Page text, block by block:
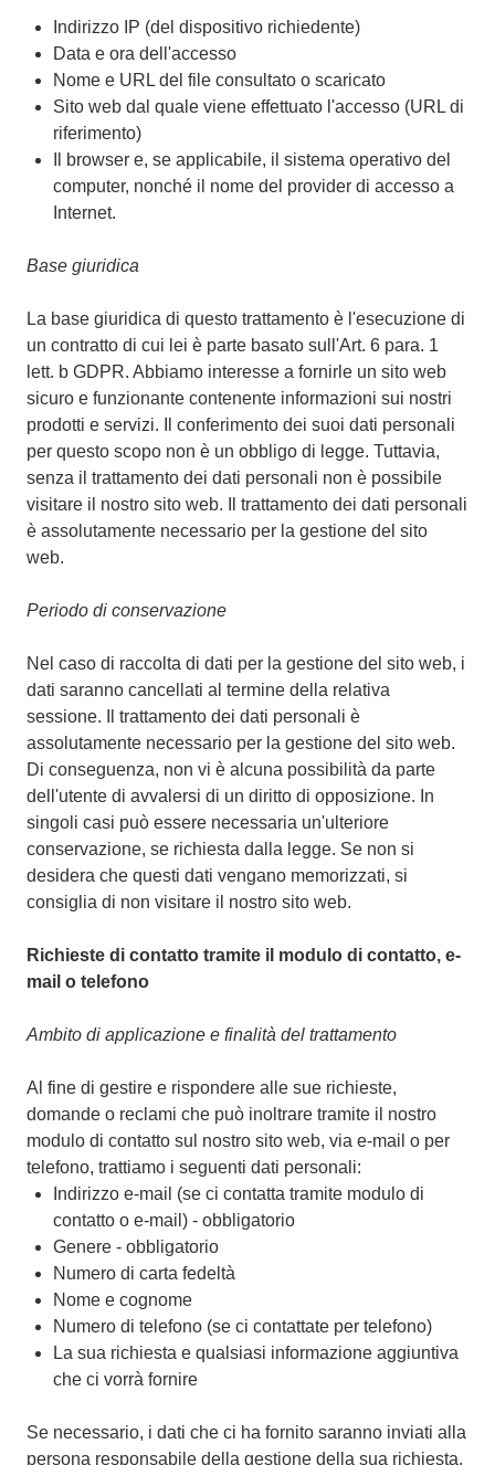
Indirizzo IP (del dispositivo richiedente)
Data e ora dell'accesso
Nome e URL del file consultato o scaricato
Sito web dal quale viene effettuato l'accesso (URL di
riferimento)
Il browser e, se applicabile, il sistema operativo del
computer, nonché il nome del provider di accesso a
Internet.
Base giuridica
La base giuridica di questo trattamento è l'esecuzione di
un contratto di cui lei è parte basato sull'Art. 6 para. 1
lett. b GDPR. Abbiamo interesse a fornirle un sito web
sicuro e funzionante contenente informazioni sui nostri
prodotti e servizi. Il conferimento dei suoi dati personali
per questo scopo non è un obbligo di legge. Tuttavia,
senza il trattamento dei dati personali non è possibile
visitare il nostro sito web. Il trattamento dei dati personali
è assolutamente necessario per la gestione del sito
web.
Periodo di conservazione
Nel caso di raccolta di dati per la gestione del sito web, i
dati saranno cancellati al termine della relativa
sessione. Il trattamento dei dati personali è
assolutamente necessario per la gestione del sito web.
Di conseguenza, non vi è alcuna possibilità da parte
dell'utente di avvalersi di un diritto di opposizione. In
singoli casi può essere necessaria un'ulteriore
conservazione, se richiesta dalla legge. Se non si
desidera che questi dati vengano memorizzati, si
consiglia di non visitare il nostro sito web.
Richieste di contatto tramite il modulo di contatto, e-
mail o telefono
Ambito di applicazione e finalità del trattamento
Al fine di gestire e rispondere alle sue richieste,
domande o reclami che può inoltrare tramite il nostro
modulo di contatto sul nostro sito web, via e-mail o per
telefono, trattiamo i seguenti dati personali:
Indirizzo e-mail (se ci contatta tramite modulo di
contatto o e-mail) - obbligatorio
Genere - obbligatorio
Numero di carta fedeltà
Nome e cognome
Numero di telefono (se ci contattate per telefono)
La sua richiesta e qualsiasi informazione aggiuntiva
che ci vorrà fornire
Se necessario, i dati che ci ha fornito saranno inviati alla
persona responsabile della gestione della sua richiesta.